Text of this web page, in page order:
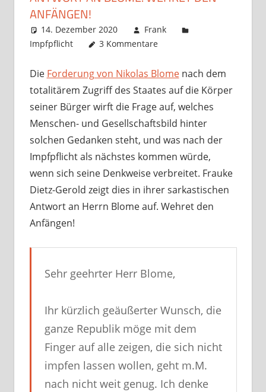
ANFÄNGEN!
14. Dezember 2020
Frank
Impfpflicht
3 Kommentare
Die Forderung von Nikolas Blomenach dem
totalitärem Zugriff des Staates auf die Körper
seiner Bürger wirft die Frage auf, welches
Menschen- und Gesellschaftsbild hinter
solchen Gedanken steht, und was nach der
Impfpflicht als nächstes kommen würde,
wenn sich seine Denkweise verbreitet. Frauke
Dietz-Gerold zeigt dies in ihrer sarkastischen
Antwort an Herrn Blome auf. Wehret den
Anfängen!
Sehr geehrter Herr Blome,
Ihr kürzlich geäußerter Wunsch, die
ganze Republik möge mit dem
Finger auf alle zeigen, die sich nicht
impfen lassen wollen, geht m.M.
nach nicht weit genug. Ich denke